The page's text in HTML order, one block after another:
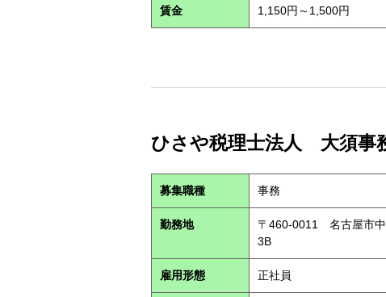
賃金 1,150円～1,500円
ひさや税理士法人 大須事
募集職種 事務
勤務地
〒460-0011 名古屋市
3B
雇用形態 正社員